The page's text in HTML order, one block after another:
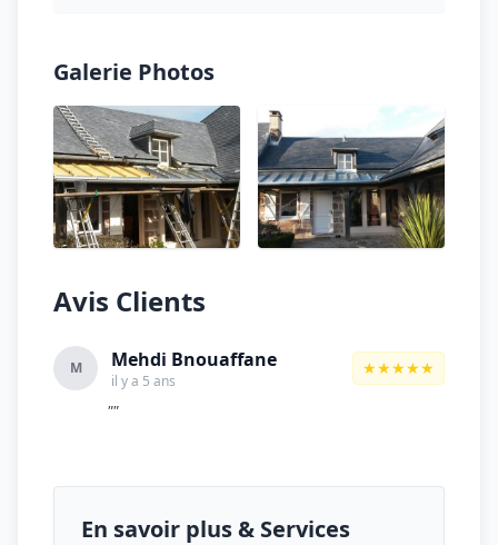
Galerie Photos
Avis Clients
M Mehdi Bnouaffane
il y a 5 ans
★★★★★
""
En savoir plus & Services